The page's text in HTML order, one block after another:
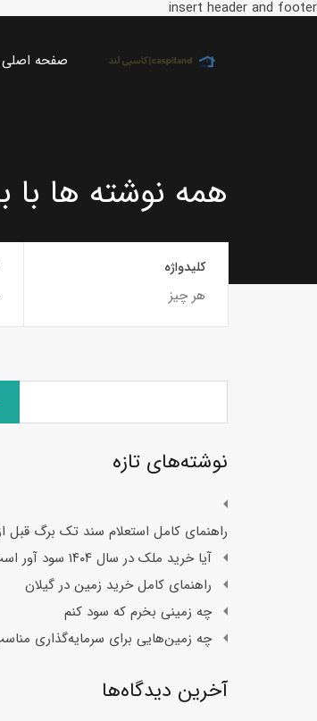
insert header and footer
صفحه اصلی
همه نوشته ها
کلیدواژه
نوشته‌های تازه
راهنمای کامل استعلام سند تک برگ قبل
آیا خرید ملک در سال ۱۴۰۴ سود آور است؟
راهنمای کامل خرید زمین در گیلان
چه زمینی بخرم که سود کنم
چه زمین‌هایی برای سرمایه‌گذاری
آخرین دیدگاه‌ها